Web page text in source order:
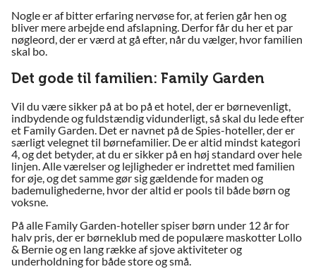
Nogle er af bitter erfaring nervøse for, at ferien går hen og
bliver mere arbejde end afslapning. Derfor får du her et par
nøgleord, der er værd at gå efter, når du vælger, hvor familien
skal bo.
Det gode til familien: Family Garden
Vil du være sikker på at bo på et hotel, der er børnevenligt,
indbydende og fuldstændig vidunderligt, så skal du lede efter
et Family Garden. Det er navnet på de Spies-hoteller, der er
særligt velegnet til børnefamilier. De er altid mindst kategori
4, og det betyder, at du er sikker på en høj standard over hele
linjen. Alle værelser og lejligheder er indrettet med familien
for øje, og det samme gør sig gældende for maden og
bademulighederne, hvor der altid er pools til både børn og
voksne.
På alle Family Garden-hoteller spiser børn under 12 år for
halv pris, der er børneklub med de populære maskotter Lollo
& Bernie og en lang række af sjove aktiviteter og
underholdning for både store og små.